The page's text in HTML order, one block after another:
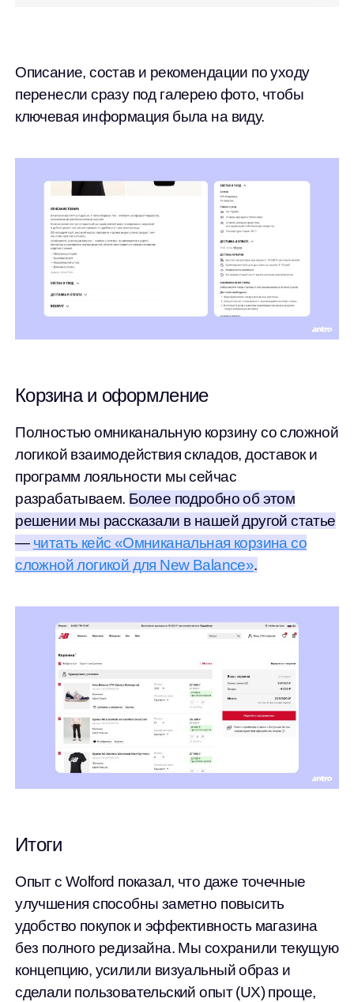
Описание, состав и рекомендации по уходу
перенесли сразу под галерею фото, чтобы
ключевая информация была на виду.
Корзина и оформление
Полностью омниканальную корзину со сложной
логикой взаимодействия складов, доставок и
программ лояльности мы сейчас
разрабатываем. Более подробно об этом
решении мы рассказали в нашей другой статье
— читать кейс «Омниканальная корзина со
сложной логикой для New Balance».
Итоги
Опыт с Wolford показал, что даже точечные
улучшения способны заметно повысить
удобство покупок и эффективность магазина
без полного редизайна. Мы сохранили текущую
концепцию, усилили визуальный образ и
сделали пользовательский опыт (UX) проще,